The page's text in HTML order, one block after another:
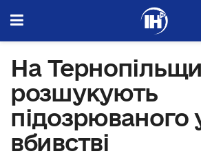
На
розшукують
підозрюваного
вбивстві